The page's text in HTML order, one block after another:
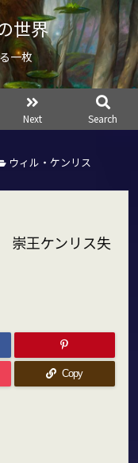
世界
一枚
Next Search
ウィル・ケンリス
崇王ケンリス失
Copy